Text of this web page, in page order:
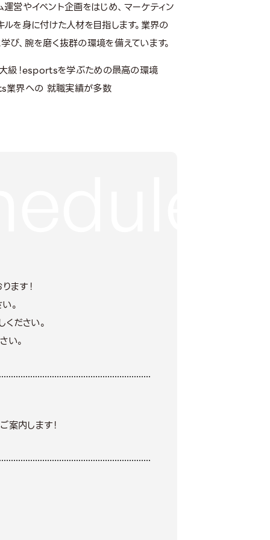
営やイベント企画をはじめ、マーケティン
を身に付けた人材を目指します。業界の
、腕を磨く抜群の環境を備えています。
級！esportsを学ぶための最高の環境
界への 就職実績が多数
ます！
。
ださい。
い。
案内します！